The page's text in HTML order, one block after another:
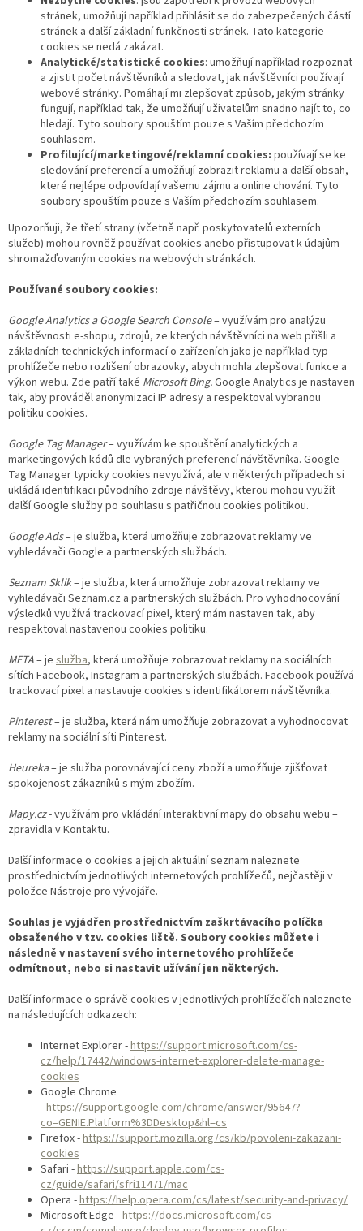
stránek, umožňují například přihlásit se do zabezpečených částí
stránek a další základní funkčnosti stránek. Tato kategorie
cookies se nedá zakázat.
Analytické/statistické cookies: umožňují například rozpoznat
a zjistit počet návštěvníků a sledovat, jak návštěvníci používají
webové stránky. Pomáhají mi zlepšovat způsob, jakým stránky
fungují, například tak, že umožňují uživatelům snadno najít to, co
hledají. Tyto soubory spouštím pouze s Vaším předchozím
souhlasem.
Profilující/marketingové/reklamní cookies: používají se ke
sledování preferencí a umožňují zobrazit reklamu a další obsah,
které nejlépe odpovídají vašemu zájmu a online chování. Tyto
soubory spouštím pouze s Vaším předchozím souhlasem.
Upozorňuji, že třetí strany (včetně např. poskytovatelů externích
služeb) mohou rovněž používat cookies anebo přistupovat k údajům
shromažďovaným cookies na webových stránkách.
Používané soubory cookies:
Google Analytics a Google Search Console– využívám pro analýzu
návštěvnosti e-shopu, zdrojů, ze kterých návštěvníci na web přišli a
základních technických informací o zařízeních jako je například typ
prohlížeče nebo rozlišení obrazovky, abych mohla zlepšovat funkce a
výkon webu. Zde patří také Microsoft Bing.Google Analytics je nastaven
tak, aby prováděl anonymizaci IP adresy a respektoval vybranou
politiku cookies.
Google Tag Manager– využívám ke spouštění analytických a
marketingových kódů dle vybraných preferencí návštěvníka. Google
Tag Manager typicky cookies nevyužívá, ale v některých případech si
ukládá identifikaci původního zdroje návštěvy, kterou mohou využít
další Google služby po souhlasu s patřičnou cookies politikou.
Google Ads– je služba, která umožňuje zobrazovat reklamy ve
vyhledávači Google a partnerských službách.
Seznam Sklik– je služba, která umožňuje zobrazovat reklamy ve
vyhledávači Seznam.cz a partnerských službách. Pro vyhodnocování
výsledků využívá trackovací pixel, který mám nastaven tak, aby
respektoval nastavenou cookies politiku.
META– je služba, která umožňuje zobrazovat reklamy na sociálních
sítích Facebook, Instagram a partnerských službách. Facebook používá
trackovací pixel a nastavuje cookies s identifikátorem návštěvníka.
Pinterest– je služba, která nám umožňuje zobrazovat a vyhodnocovat
reklamy na sociální síti Pinterest.
Heureka– je služba porovnávající ceny zboží a umožňuje zjišťovat
spokojenost zákazníků s mým zbožím.
Mapy.cz- využívám pro vkládání interaktivní mapy do obsahu webu –
zpravidla v Kontaktu.
Další informace o cookies a jejich aktuální seznam naleznete
prostřednictvím jednotlivých internetových prohlížečů, nejčastěji v
položce Nástroje pro vývojáře.
Souhlas je vyjádřen prostřednictvím zaškrtávacího políčka
obsaženého v tzv. cookies liště. Soubory cookies můžete i
následně v nastavení svého internetového prohlížeče
odmítnout, nebo si nastavit užívání jen některých.
Další informace o správě cookies v jednotlivých prohlížečích naleznete
na následujících odkazech:
Internet Explorer -https://support.microsoft.com/cs-
cz/help/17442/windows-internet-explorer-delete-manage-
cookies
Google Chrome
-https://support.google.com/chrome/answer/95647?
co=GENIE.Platform%3DDesktop&hl=cs
Firefox -https://support.mozilla.org/cs/kb/povoleni-zakazani-
cookies
Safari -https://support.apple.com/cs-
cz/guide/safari/sfri11471/mac
Opera -https://help.opera.com/cs/latest/security-and-privacy/
Microsoft Edge -https://docs.microsoft.com/cs-